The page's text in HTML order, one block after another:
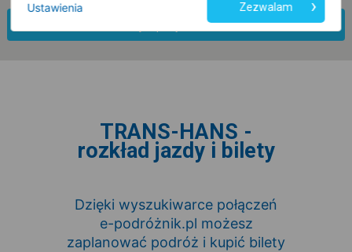
Znajdź połączenie
TRANS-HANS -
rozkład jazdy i bilety
Dzięki wyszukiwarce połączeń
e-podróżnik.pl możesz
zaplanować podróż i kupić bilety
Ustawienia Zezwalam